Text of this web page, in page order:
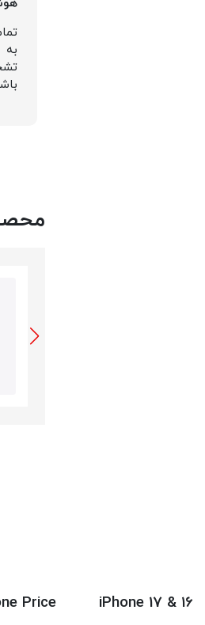
iPhone 17 & 16
Price